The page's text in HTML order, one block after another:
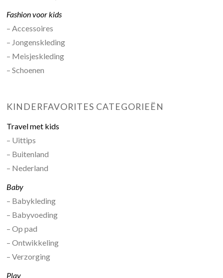
Fashion voor kids
– Accessoires
– Jongenskleding
– Meisjeskleding
– Schoenen
KINDERFAVORITES CATEGORIEËN
Travel met kids
– Uittips
– Buitenland
– Nederland
Baby
– Babykleding
– Babyvoeding
– Op pad
– Ontwikkeling
– Verzorging
Play